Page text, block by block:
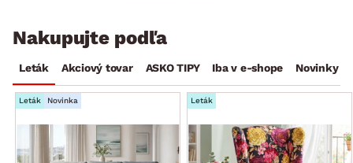
Nakupujte podľa
Leták Akciový tovar ASKO TIPY Iba v e-shope Novinky
Leták Novinka Leták